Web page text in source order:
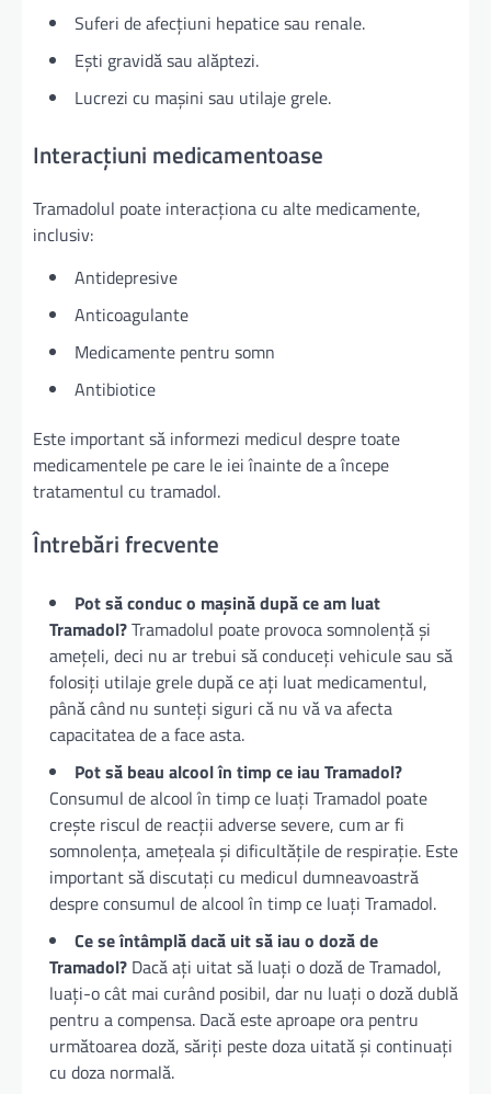
Suferi de afecțiuni hepatice sau renale.
Ești gravidă sau alăptezi.
Lucrezi cu mașini sau utilaje grele.
Interacțiuni medicamentoase
Tramadolul poate interacționa cu alte medicamente,
inclusiv:
Antidepresive
Anticoagulante
Medicamente pentru somn
Antibiotice
Este important să informezi medicul despre toate
medicamentele pe care le iei înainte de a începe
tratamentul cu tramadol.
Întrebări frecvente
Pot să conduc o mașină după ce am luat
Tramadol?Tramadolul poate provoca somnolență și
amețeli, deci nu ar trebui să conduceți vehicule sau să
folosiți utilaje grele după ce ați luat medicamentul,
până când nu sunteți siguri că nu vă va afecta
capacitatea de a face asta.
Pot să beau alcool în timp ce iau Tramadol?
Consumul de alcool în timp ce luați Tramadol poate
crește riscul de reacții adverse severe, cum ar fi
somnolența, amețeala și dificultățile de respirație. Este
important să discutați cu medicul dumneavoastră
despre consumul de alcool în timp ce luați Tramadol.
Ce se întâmplă dacă uit să iau o doză de
Tramadol? Dacă ați uitat să luați o doză de Tramadol,
luați-o cât mai curând posibil, dar nu luați o doză dublă
pentru a compensa. Dacă este aproape ora pentru
următoarea doză, săriți peste doza uitată și continuați
cu doza normală.